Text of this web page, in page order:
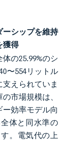
ーシップを維持
獲得
の25.99%のシ
〜554リットル
えられていま
市場規模は、
効率モデル向
体と同水準の
。電気代の上